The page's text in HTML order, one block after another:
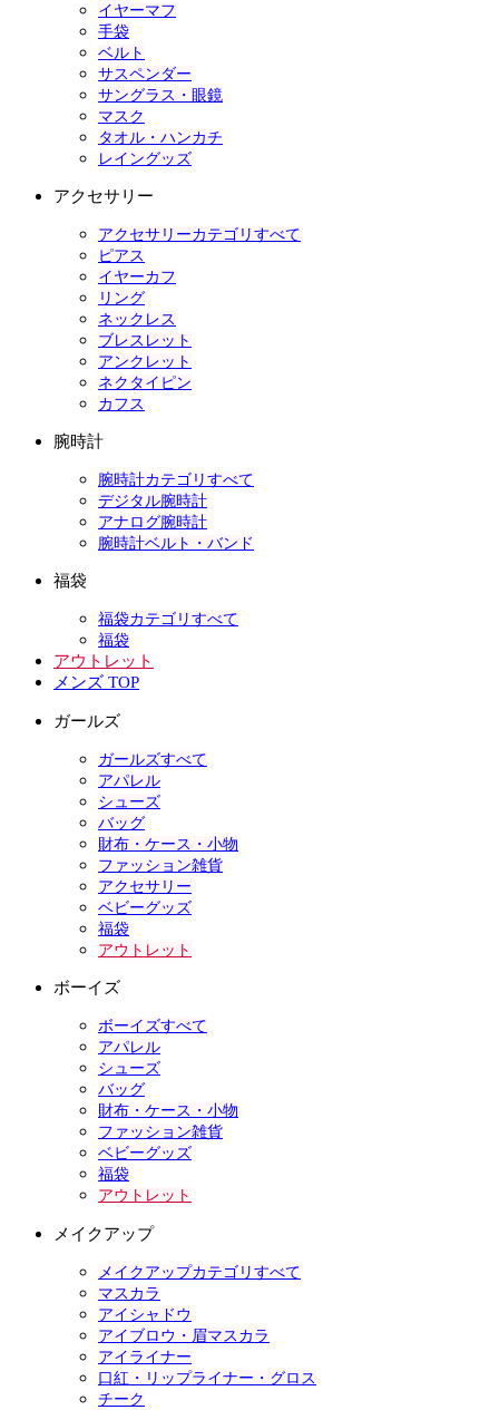
イヤーマフ
手袋
ベルト
サスペンダー
サングラス・眼鏡
マスク
タオル・ハンカチ
レイングッズ
アクセサリー
アクセサリーカテゴリすべて
ピアス
イヤーカフ
リング
ネックレス
ブレスレット
アンクレット
ネクタイピン
カフス
腕時計
腕時計カテゴリすべて
デジタル腕時計
アナログ腕時計
腕時計ベルト・バンド
福袋
福袋カテゴリすべて
福袋
アウトレット
メンズ TOP
ガールズ
ガールズすべて
アパレル
シューズ
バッグ
財布・ケース・小物
ファッション雑貨
アクセサリー
ベビーグッズ
福袋
アウトレット
ボーイズ
ボーイズすべて
アパレル
シューズ
バッグ
財布・ケース・小物
ファッション雑貨
ベビーグッズ
福袋
アウトレット
メイクアップ
メイクアップカテゴリすべて
マスカラ
アイシャドウ
アイブロウ・眉マスカラ
アイライナー
口紅・リップライナー・グロス
チーク